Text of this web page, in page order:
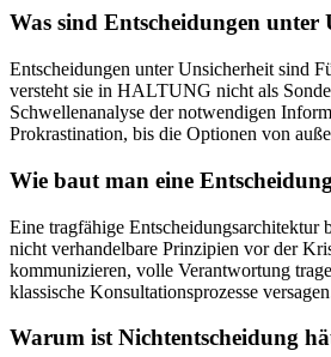
Was sind Entscheidungen
Entscheidungen unter Unsicherheit sind
versteht sie in HALTUNG nicht als
Schwellenanalyse der notwendigen
Prokrastination, bis die Optionen von
Wie baut man eine
Eine tragfähige Entscheidungsarchitektur
nicht verhandelbare Prinzipien vor der
kommunizieren, volle Verantwortung
klassische Konsultationsprozesse
Warum ist Nichtentscheidung